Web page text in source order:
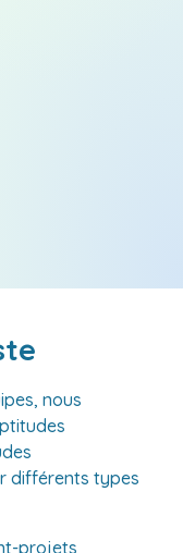
nous
différents types
projets